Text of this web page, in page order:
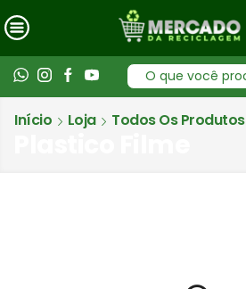
Início Loja Todos Os Produtos